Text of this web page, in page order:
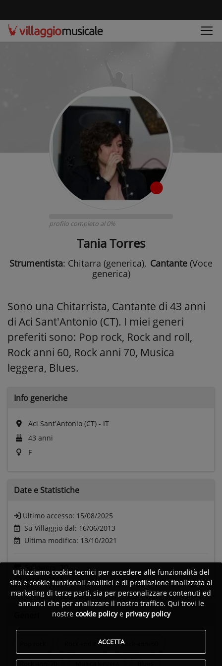
profilo completo al 0%
Tania Torres
Strumentista: Chitarra (generica), Cantante (Voce
generica)
Sono una Chitarrista, Cantante di 43 anni
di Aci Sant'Antonio (CT). I miei generi
preferiti sono: Pop rock, Rock and roll,
Rock anni 60, Rock anni 70, Musica
leggera, Blues.
Info generiche
Aci Sant'Antonio (CT) - IT
43 anni
F
Date e Statistiche
Ultimo accesso: 15/08/2025
Su Villaggio dal: 16/06/2013
Ultima modifica: 13/10/2021
Visite:2161
Rock and roll Rock anni 60
Utilizziamo cookie tecnici per accedere alle funzionalità del
sito e cookie funzionali analitici e di profilazione finalizzata al
marketing di terze parti, sia per personalizzare contenuti ed
annunci che per analizzare il nostro traffico. Qui trovi le
nostre cookie policye privacy policy
ACCETTA